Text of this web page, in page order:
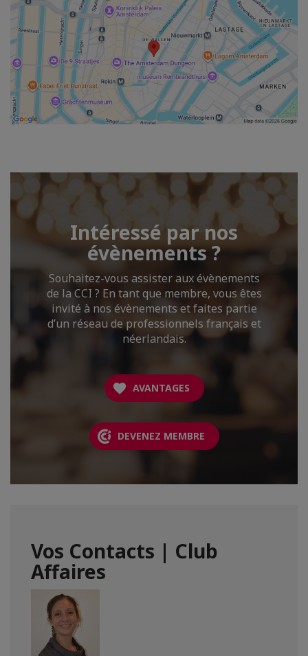
Intéressé par nos
évènements ?
Souhaitez-vous assister aux évènements
de la CCI ? En tant que membre, vous êtes
invité à nos évènements et faites partie
d’un réseau de professionnels français et
néerlandais.
AVANTAGES
DEVENEZ MEMBRE
Vos Contacts | Club
Affaires